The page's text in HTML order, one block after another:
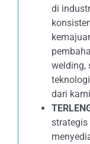
di
welding,
dari
strategis